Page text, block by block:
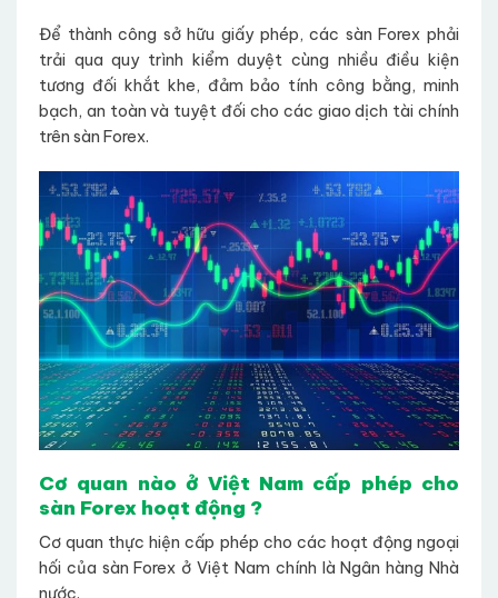
Để thành công sở hữu giấy phép, các sàn Forex phải
trải qua quy trình kiểm duyệt cùng nhiều điều kiện
tương đối khắt khe, đảm bảo tính công bằng, minh
bạch, an toàn và tuyệt đối cho các giao dịch tài chính
trên sàn Forex.
Cơ quan nào ở Việt Nam cấp phép cho
sàn Forex hoạt động ?
Cơ quan thực hiện cấp phép cho các hoạt động ngoại
hối của sàn Forex ở Việt Nam chính là Ngân hàng Nhà
nước.